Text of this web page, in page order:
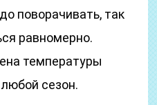
поворачивать, так
равномерно.
температуры
сезон.